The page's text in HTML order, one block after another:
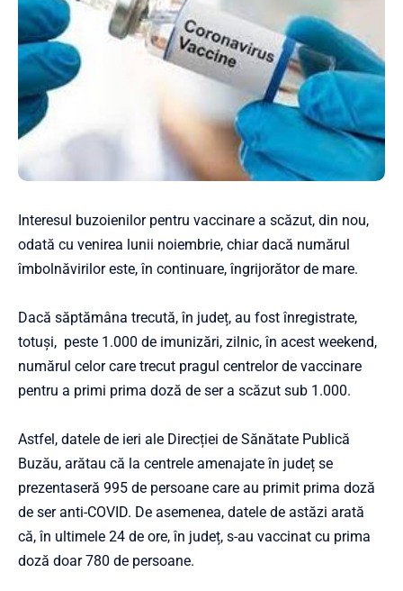
Interesul buzoienilor pentru vaccinare a scăzut, din nou,
odată cu venirea lunii noiembrie, chiar dacă numărul
îmbolnăvirilor este, în continuare, îngrijorător de mare.
Dacă săptămâna trecută, în județ, au fost înregistrate,
totuși, peste 1.000 de imunizări, zilnic, în acest weekend,
numărul celor care trecut pragul centrelor de vaccinare
pentru a primi prima doză de ser a scăzut sub 1.000.
Astfel, datele de ieri ale Direcției de Sănătate Publică
Buzău, arătau că la centrele amenajate în județ se
prezentaseră 995 de persoane care au primit prima doză
de ser anti-COVID. De asemenea, datele de astăzi arată
că, în ultimele 24 de ore, în județ, s-au vaccinat cu prima
doză doar 780 de persoane.